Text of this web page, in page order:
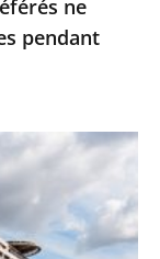
ne
pendant